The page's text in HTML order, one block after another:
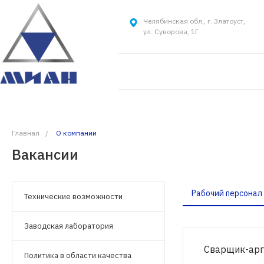
Челябинская обл., г. Златоуст,
ул. Суворова, 1Г
Главная / О компании
Вакансии
Технические возможности
Заводская лаборатория
Политика в области качества
Рабочий персонал
Сварщик-